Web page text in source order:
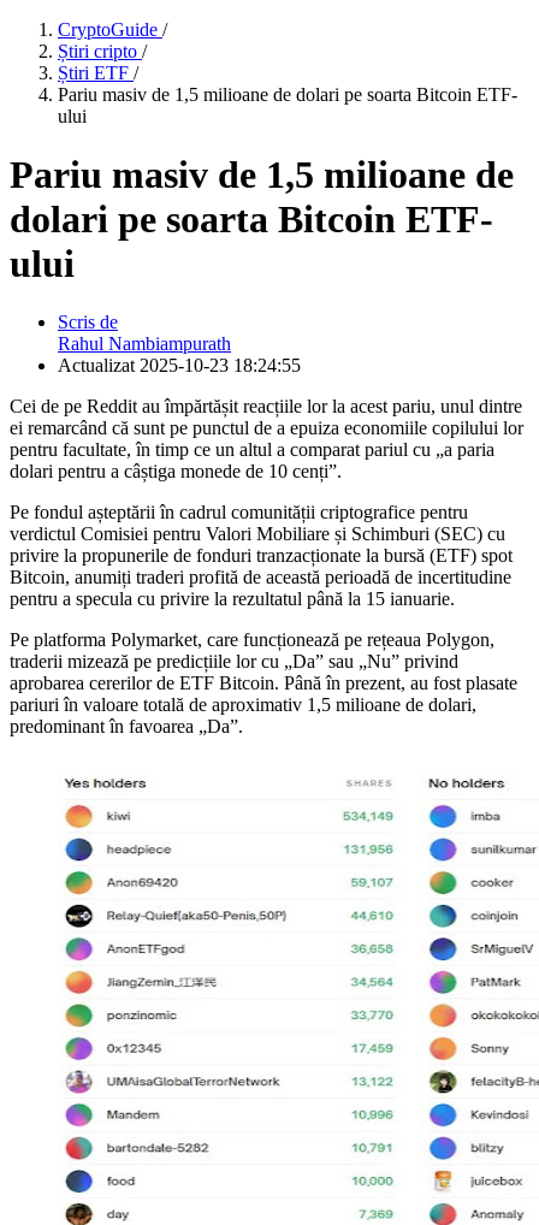
CryptoGuide /
Știri cripto /
Știri ETF /
Pariu masiv de 1,5 milioane de dolari pe soarta Bitcoin ETF-
ului
Pariu masiv de 1,5 milioane de
dolari pe soarta Bitcoin ETF-
ului
Scris de
Rahul Nambiampurath
Actualizat 2025-10-23 18:24:55
Cei de pe Reddit au împărtășit reacțiile lor la acest pariu, unul dintre
ei remarcând că sunt pe punctul de a epuiza economiile copilului lor
pentru facultate, în timp ce un altul a comparat pariul cu „a paria
dolari pentru a câștiga monede de 10 cenți”.
Pe fondul așteptării în cadrul comunității criptografice pentru
verdictul Comisiei pentru Valori Mobiliare și Schimburi (SEC) cu
privire la propunerile de fonduri tranzacționate la bursă (ETF) spot
Bitcoin, anumiți traderi profită de această perioadă de incertitudine
pentru a specula cu privire la rezultatul până la 15 ianuarie.
Pe platforma Polymarket, care funcționează pe rețeaua Polygon,
traderii mizează pe predicțiile lor cu „Da” sau „Nu” privind
aprobarea cererilor de ETF Bitcoin. Până în prezent, au fost plasate
pariuri în valoare totală de aproximativ 1,5 milioane de dolari,
predominant în favoarea „Da”.